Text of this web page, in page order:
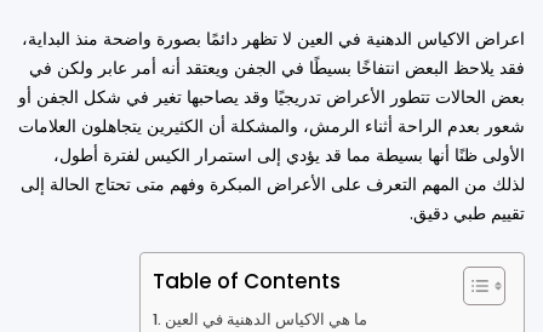
اعراض الاكياس الدهنية في العين لا تظهر دائمًا بصورة واضحة منذ البداية،
فقد يلاحظ البعض انتفاخًا بسيطًا في الجفن ويعتقد أنه أمر عابر ولكن في
بعض الحالات تتطور الأعراض تدريجيًا وقد يصاحبها تغير في شكل الجفن أو
شعور بعدم الراحة أثناء الرمش، والمشكلة أن الكثيرين يتجاهلون العلامات
الأولى ظنًا أنها بسيطة مما قد يؤدي إلى استمرار الكيس لفترة أطول،
لذلك من المهم التعرف على الأعراض المبكرة وفهم متى تحتاج الحالة إلى
تقييم طبي دقيق.
Table of Contents
ما هي الاكياس الدهنية في العين